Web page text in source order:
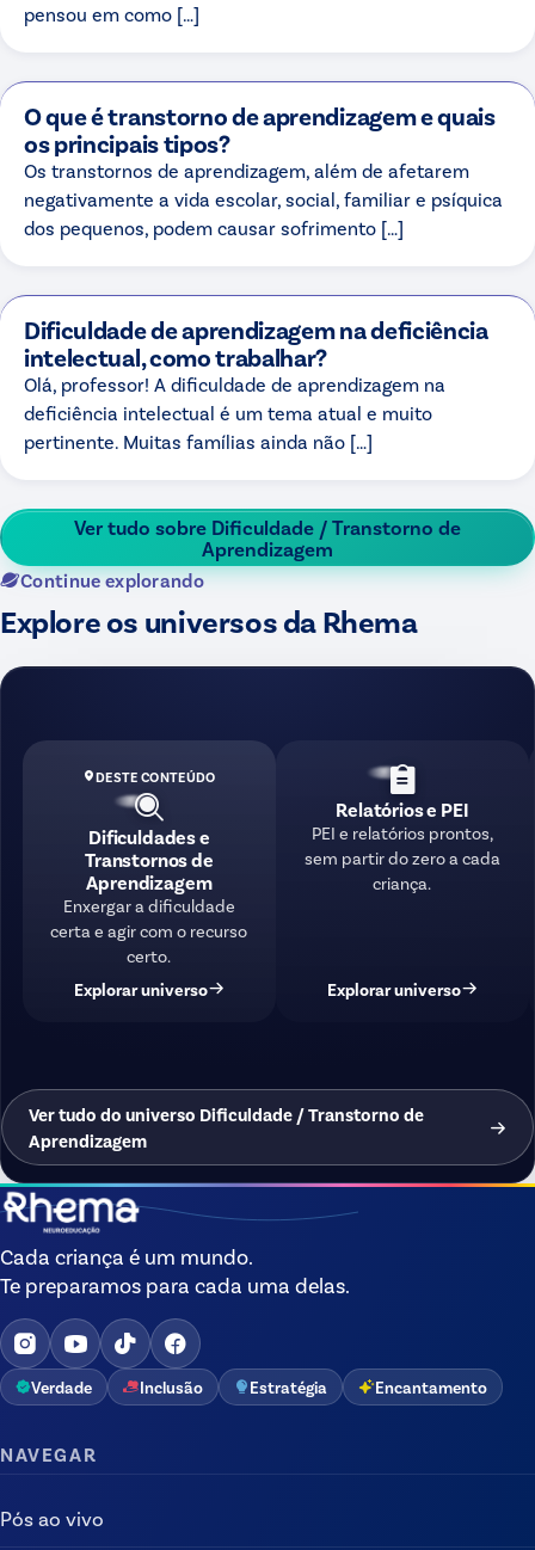
pensou em como […]
O que é transtorno de aprendizagem e quais
os principais tipos?
Os transtornos de aprendizagem, além de afetarem
negativamente a vida escolar, social, familiar e psíquica
dos pequenos, podem causar sofrimento […]
Dificuldade de aprendizagem na deficiência
intelectual, como trabalhar?
Olá, professor! A dificuldade de aprendizagem na
deficiência intelectual é um tema atual e muito
pertinente. Muitas famílias ainda não […]
Ver tudo sobre Dificuldade / Transtorno de
Aprendizagem
Continue explorando
Explore os universos da Rhema
DESTE CONTEÚDO
Dificuldades e
Transtornos de
Aprendizagem
Enxergar a dificuldade
certa e agir com o recurso
certo.
Explorar universo
Relatórios e PEI
PEI e relatórios prontos,
sem partir do zero a cada
criança.
Explorar universo
Ver tudo do universo Dificuldade / Transtorno de
Aprendizagem
Cada criança é um mundo.
Te preparamos para cada uma delas.
Verdade Inclusão Estratégia Encantamento
NAVEGAR
Pós ao vivo